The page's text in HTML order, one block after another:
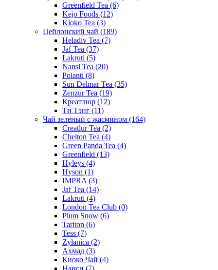
Greenfield Tea (6)
Kejo Foods (12)
Kioko Tea (3)
Цейлонский чай (189)
Heladiv Tea (7)
Jaf Tea (37)
Lakruti (5)
Nansi Tea (20)
Polanti (8)
Sun Delmar Tea (35)
Zenzur Tea (19)
Креатлюр (12)
Ти Тэнг (11)
Чай зеленый с жасмином (164)
Creatlur Tea (2)
Chelton Tea (4)
Green Panda Tea (4)
Greenfield (13)
Hyleys (4)
Hyson (1)
IMPRA (3)
Jaf Tea (14)
Lakruti (4)
London Tea Club (0)
Plum Snow (6)
Tarlton (6)
Tess (7)
Zylanica (2)
Ахмад (3)
Киоко Чай (4)
Нанси (7)